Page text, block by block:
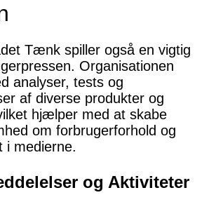
Tænk spiller også en vigtig
Organisationen
analyser, tests og
af diverse produkter og
hjælper med at skabe
om forbrugerforhold og
i medierne.
og Aktiviteter